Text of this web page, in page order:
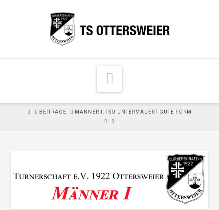
a
v
i
g
i
o
n
E
BEITRÄGE MÄNNER I: TSO UNTERMAUERT GUTE FORM